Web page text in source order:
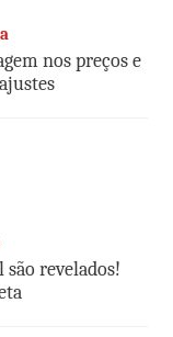
nos preços e
são revelados!